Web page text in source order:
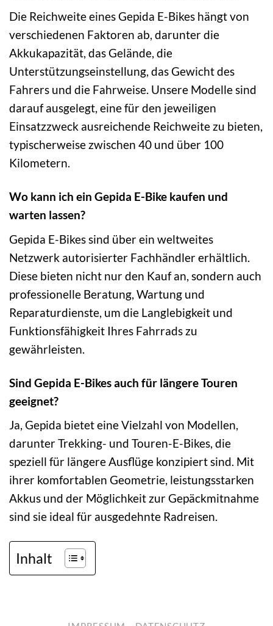
Die Reichweite eines Gepida E-Bikes hängt von
verschiedenen Faktoren ab, darunter die
Akkukapazität, das Gelände, die
Unterstützungseinstellung, das Gewicht des
Fahrers und die Fahrweise. Unsere Modelle sind
darauf ausgelegt, eine für den jeweiligen
Einsatzzweck ausreichende Reichweite zu bieten,
typischerweise zwischen 40 und über 100
Kilometern.
Wo kann ich ein Gepida E-Bike kaufen und
warten lassen?
Gepida E-Bikes sind über ein weltweites
Netzwerk autorisierter Fachhändler erhältlich.
Diese bieten nicht nur den Kauf an, sondern auch
professionelle Beratung, Wartung und
Reparaturdienste, um die Langlebigkeit und
Funktionsfähigkeit Ihres Fahrrads zu
gewährleisten.
Sind Gepida E-Bikes auch für längere Touren
geeignet?
Ja, Gepida bietet eine Vielzahl von Modellen,
darunter Trekking- und Touren-E-Bikes, die
speziell für längere Ausflüge konzipiert sind. Mit
ihrer komfortablen Geometrie, leistungsstarken
Akkus und der Möglichkeit zur Gepäckmitnahme
sind sie ideal für ausgedehnte Radreisen.
Inhalt